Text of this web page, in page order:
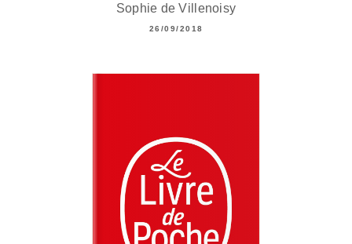
Sophie de Villenoisy
26/09/2018